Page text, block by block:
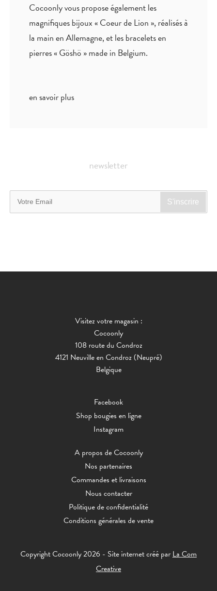
Cocoonly vous propose également les
magnifiques bijoux « Coeur de Lion », réalisés à
la main en Allemagne, et les bracelets en
pierres « Göshö » made in Belgium.
en savoir plus
newsletter
Visitez votre magasin :
Cocoonly
108 route du Condroz
4121 Neuville en Condroz (Neupré)
Belgique
Facebook
Shop bougies en ligne
Instagram
A propos de Cocoonly
Nos partenaires
Commandes et livraisons
Nous contacter
Politique de confidentialité
Conditions générales de vente
Copyright Cocoonly 2026 - Site internet créé par La Com
Creative